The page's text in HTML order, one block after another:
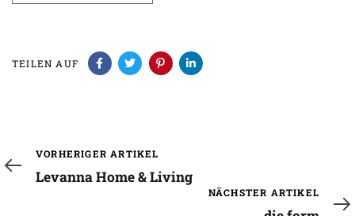
TEILEN AUF
Vorheriger
Artikel
VORHERIGER ARTIKEL
Levanna Home & Living
Nächster
NÄCHSTER ARTIKEL